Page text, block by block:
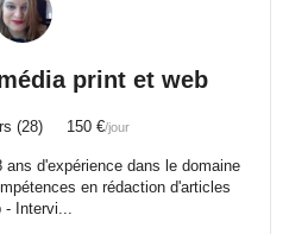
print et web
(28) 150 €/jour
d'expérience dans le domaine
en rédaction d'articles
- Intervi...